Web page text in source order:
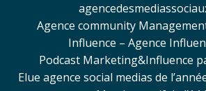
Agence community
Influence – Agence
Podcast Marketing&Influence
Elue agence social medias de